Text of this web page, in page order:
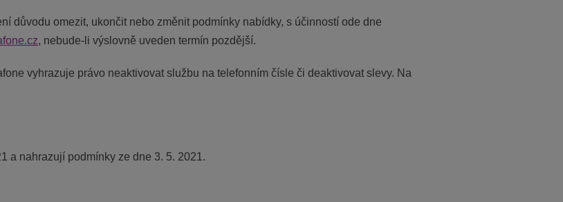
důvodu omezit, ukončit nebo změnit podmínky nabídky, s účinností ode dne
, nebude-li výslovně uveden termín pozdější.
vyhrazuje právo neaktivovat službu na telefonním čísle či deaktivovat slevy. Na
a nahrazují podmínky ze dne 3. 5. 2021.